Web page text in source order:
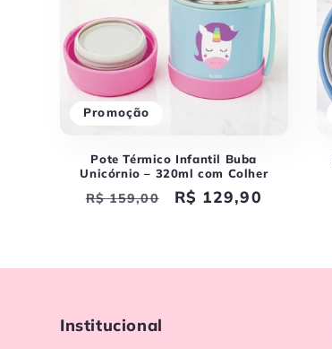
Promoção
Pote Térmico Infantil Buba
Unicórnio – 320ml com Colher
Preço
R$ 159,00
Preço
R$ 129,90
Institucional